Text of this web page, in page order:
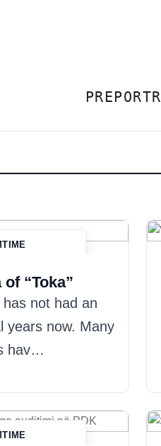
PREPORTR
“Toka”
not had an
years now. Many
hav…